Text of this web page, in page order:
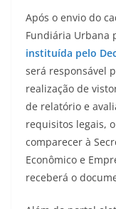
Após o envio do
Fundiária Urbana
instituída pelo
será responsável
realização de
de relatório e
requisitos legais,
comparecer à
Econômico e
receberá o